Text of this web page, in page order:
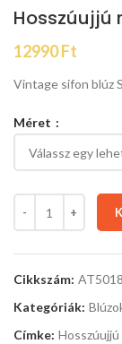
Hosszúujjú
12990Ft
Vintage sifon blúz
Méret
Cikkszám:
Kategóriák:
Címke: